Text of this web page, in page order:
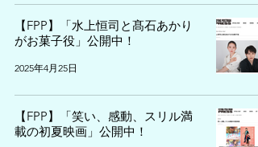
【FPP】「水上恒司と髙石あかり
がお菓子役」公開中！
2025年4月25日
【FPP】「笑い、感動、スリル満
載の初夏映画」公開中！